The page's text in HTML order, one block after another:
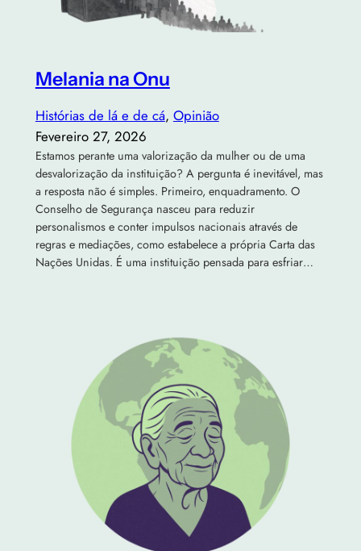
Melania na Onu
Histórias de lá e de cá, Opinião
Fevereiro 27, 2026
Estamos perante uma valorização da mulher ou de uma
desvalorização da instituição? A pergunta é inevitável, mas
a resposta não é simples. Primeiro, enquadramento. O
Conselho de Segurança nasceu para reduzir
personalismos e conter impulsos nacionais através de
regras e mediações, como estabelece a própria Carta das
Nações Unidas. É uma instituição pensada para esfriar…